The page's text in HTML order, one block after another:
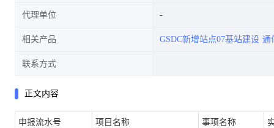
代理单位
相关产品 GSDC新增站点07基站建设 通
联系方式
正文内容
申报流水号 项目名称 事项名称